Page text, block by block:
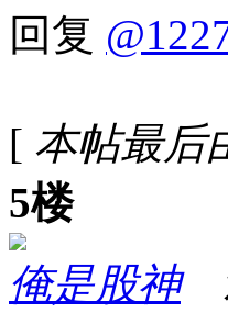
回复
[ 本帖最后
5楼
俺是股神